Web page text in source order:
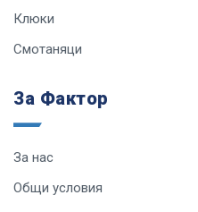
Клюки
Смотаняци
За Фактор
За нас
Общи условия